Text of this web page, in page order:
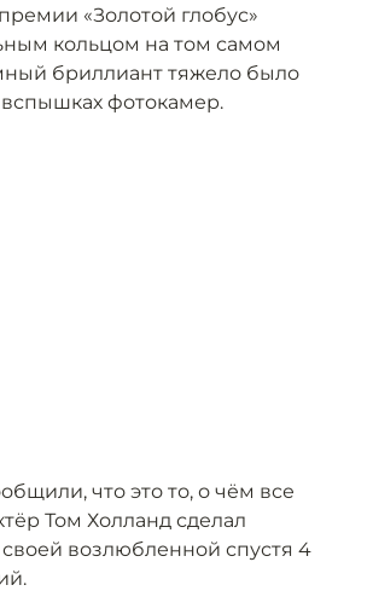
«Золотой глобус»
кольцом на том самом
бриллиант тяжело было
вспышках фотокамер.
что это то, о чём все
Том Холланд сделал
возлюбленной спустя 4